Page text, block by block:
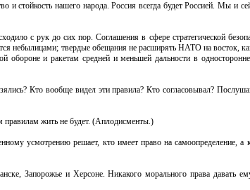
и стойкость нашего народа. Россия всегда будет Россией. Мы и
с рук до сих пор. Соглашения в сфере стратегической
небылицами; твердые обещания не расширять НАТО на восток,
обороне и ракетам средней и меньшей дальности в
Кто вообще видел эти правила? Кто согласовывал?
правилам жить не будет. (Аплодисменты.)
усмотрению решает, кто имеет право на самоопределение, а
Запорожье и Херсоне. Никакого морального права давать